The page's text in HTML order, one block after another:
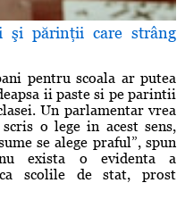
şi părinţii care strâng
pentru scoala ar putea
ii paste si pe parintii
Un parlamentar vrea
o lege in acest sens,
se alege praful”, spun
exista o evidenta a
scolile de stat, prost